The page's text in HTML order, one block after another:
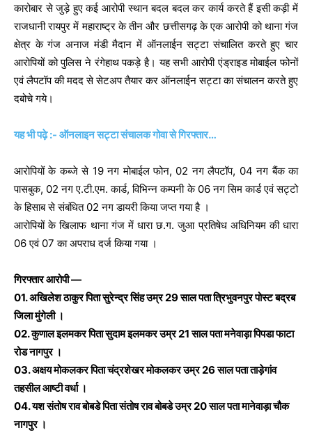
कारोबार से जुड़े हुए कई आरोपी स्थान बदल बदल कर कार्य करते हैं इसी कड़ी में
राजधानी रायपुर में महाराष्ट्र के तीन और छत्तीसगढ़ के एक आरोपी को थाना गंज
क्षेत्र के गंज अनाज मंडी मैदान में ऑनलाईन सट्टा संचालित करते हुए चार
आरोपियों को पुलिस ने रंगेहाथ पकड़े है। यह सभी आरोपी एंड्राइड मोबाईल फोनों
एवं लैपटॉप की मदद से सेटअप तैयार कर ऑनलाईन सट्टा का संचालन करते हुए
दबोचे गये।
यह भी पढ़े :- ऑनलाइन सट्टा संचालक गोवा से गिरफ्तार…
आरोपियों के कब्जे से 19 नग मोबाईल फोन, 02 नग लैपटॉप, 04 नग बैंक का
पासबुक, 02 नग ए.टी.एम. कार्ड, विभिन्न कम्पनी के 06 नग सिम कार्ड एवं सट्टो
के हिसाब से संबंधित 02 नग डायरी किया जप्त गया है ।
आरोपियों के खिलाफ थाना गंज में धारा छ.ग. जुआ प्रतिषेध अधिनियम की धारा
06 एवं 07 का अपराध दर्ज किया गया ।
गिरफ्तार आरोपी —
01. अखिलेश ठाकुर पिता सुरेन्द्र सिंह उम्र 29 साल पता त्रिभुवनपुर पोस्ट बद्रब
जिला मुंगेली ।
02. कुणाल इलमकर पिता सुदाम इलमकर उम्र 21 साल पता मनेवाड़ा पिपडा फाटा
रोड नागपुर ।
03. अक्षय मोकलकर पिता चंद्रशेखर मोकलकर उम्र 26 साल पता ताड़ेगांव
तहसील आष्टी वर्धा ।
04. यश संतोष राव बोबडे पिता संतोष राव बोबडे उम्र 20 साल पता मानेवाड़ा चौक
नागपुर ।